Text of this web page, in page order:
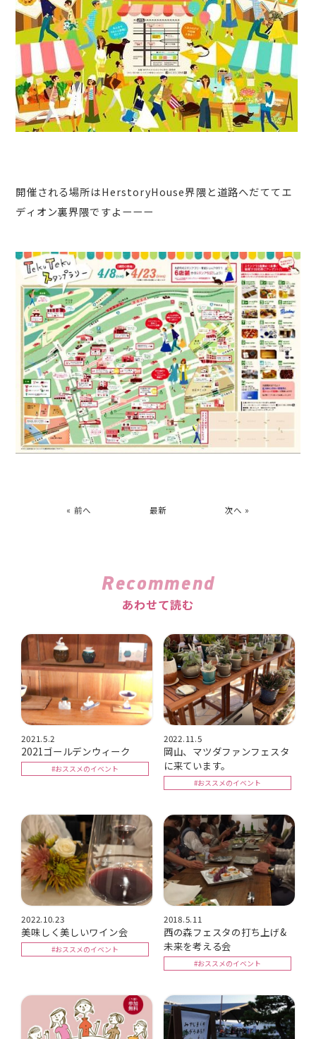
開催される場所はHerstoryHouse界隈と道路へだててエ
ディオン裏界隈ですよーーー
« 前へ 最新 次へ »
Recommend
あわせて読む
2021.5.2
2021ゴールデンウィーク
#おススメのイベント
2022.11.5
岡山、マツダファンフェスタ
に来ています。
#おススメのイベント
2022.10.23
美味しく美しいワイン会
#おススメのイベント
2018.5.11
西の森フェスタの打ち上げ&
未来を考える会
#おススメのイベント